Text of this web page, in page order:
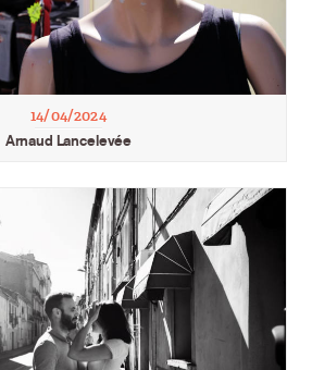
14/04/2024
Arnaud Lancelevée